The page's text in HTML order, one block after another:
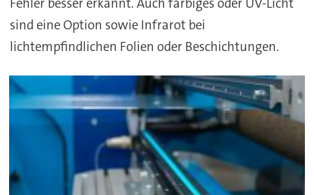
Fehler besser erkannt. Auch farbiges oder UV-Licht
sind eine Option sowie Infrarot bei
lichtempfindlichen Folien oder Beschichtungen.